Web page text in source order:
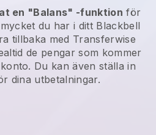
en "Balans" -funktion för
du har i ditt Blackbell
tillbaka med Transferwise
de pengar som kommer
Du kan även ställa in
dina utbetalningar.